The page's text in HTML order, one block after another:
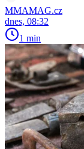
MMAMAG.cz
dnes, 08:32
1 min